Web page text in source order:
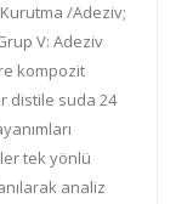
/Adeziv;
V: Adeziv
kompozit
distile suda 24
tek yönlü
analiz